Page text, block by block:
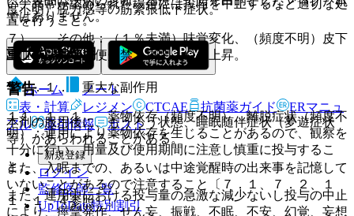
度不明）脱力感等の筋緊張低下症状。
７）． その他：（１％未満）味覚変化、（頻度不明）皮下
出血、尿失禁、便失禁、尿閉、ＣＫ上昇。
警告
本剤の服用後に、もうろう状態、睡眠随伴症状（夢遊症状
等）があらわれることがある。
また、入眠までの、あるいは中途覚醒時の出来事を記憶して
いないことがあるので注意すること〔７．１、７．２、１
１．１．４参照〕。
い、異常が認められた場合には投与を中止するなど適切な処
置を行うこと。
重大な副作用
１１．１． 重大な副作用
１１．１．１． 薬物依存（頻度不明）、離脱症状（頻度不
明）：連用により薬物依存を生じることがあるので、観察を
十分に行い、用量及び使用期間に注意し慎重に投与するこ
と。
また、連用中における投与量の急激な減少ないし投与の中止
により、痙攣発作、せん妄、振戦、不眠、不安、幻覚、妄想
ではありません。
ホーム
ノート
表・計算
レジメン CTCAE 抗菌薬ガイド
ERマニュ
アル
薬剤情報 ポスト
新規登録
ログイン
監修医師一覧
UpToDate特別割引